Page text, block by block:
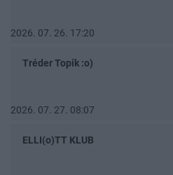
2026. 07. 26. 17:20
Tréder Topik :o)
2026. 07. 27. 08:07
ELLI(o)TT KLUB